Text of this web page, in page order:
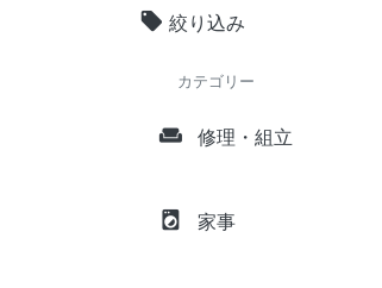
local_offer 絞り込み
カテゴリー
weekend 修理・組立
local_laundry_service 家事